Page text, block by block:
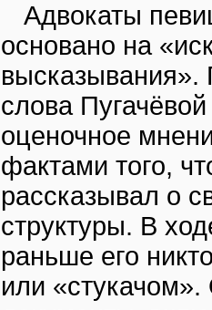
Адвокаты
основано на
высказывания».
слова
оценочное
фактами того,
рассказывал о
структуры. В
раньше его
или